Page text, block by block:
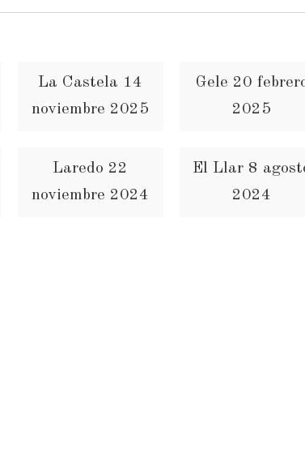
La Castela 14
noviembre 2025
Gele 20
2025
Laredo 22
noviembre 2024
El Llar 8
2024